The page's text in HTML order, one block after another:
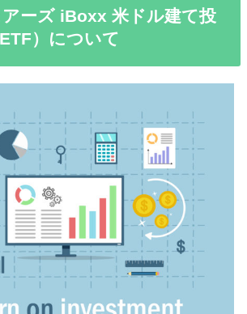
ーズ iBoxx 米ドル建て投
）について